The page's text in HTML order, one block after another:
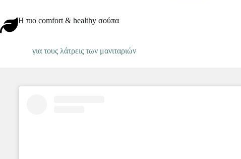
Η πιο comfort & healthy σούπα
για τους λάτρεις των μανιταριών